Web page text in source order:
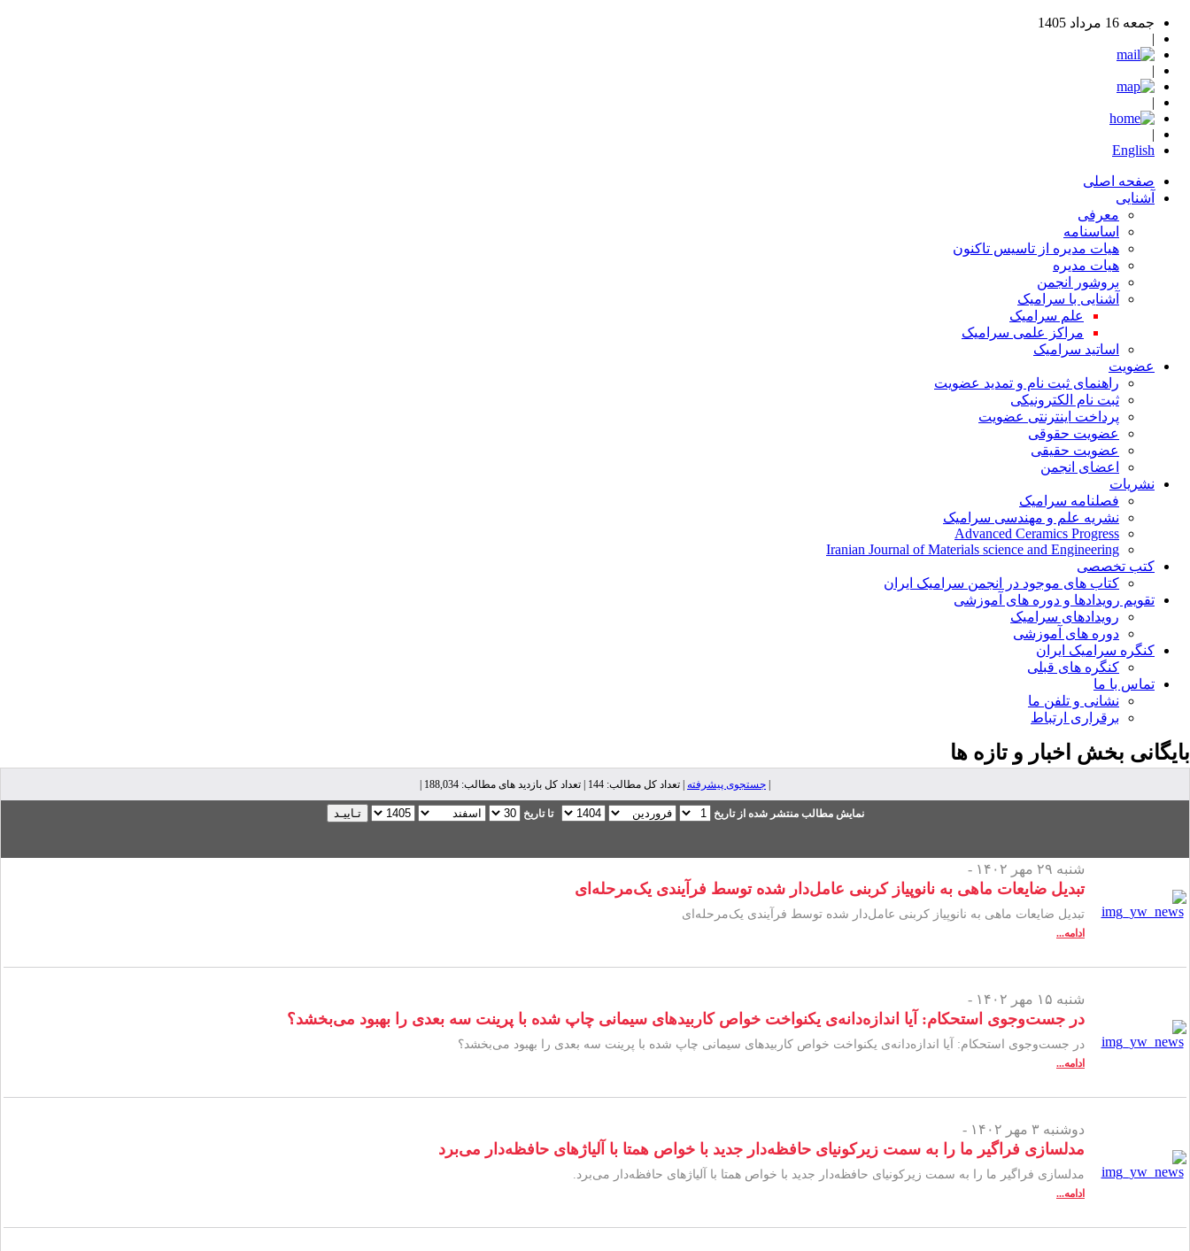
جمعه 16 مرداد 1405
|
|
|
|
English
صفحه اصلی
آشنایی
معرفی
اساسنامه
هیات مدیره از تاسیس تاکنون
هیات مدیره
بروشور انجمن
آشنایی با سرامیک
علم سرامیک
مراکز علمی سرامیک
اساتید سرامیک
عضویت
راهنمای ثبت نام و تمدید عضویت
ثبت نام الکترونیکی
پرداخت اینترنتی عضویت
عضویت حقوقی
عضویت حقیقی
اعضای انجمن
نشریات
فصلنامه سرامیک
نشریه علم و مهندسی سرامیک
Advanced Ceramics Progress
Iranian Journal of Materials science and Engineering
کتب تخصصی
کتاب های موجود در انجمن سرامیک ایران
تقویم رویدادها و دوره های آموزشی
رویدادهای سرامیک
دوره های آموزشی
کنگره سرامیک ایران
کنگره های قبلی
تماس با ما
نشانی و تلفن ما
برقراری ارتباط
بایگانی بخش اخبار و تازه ها
جستجوی پیشرفته | تعداد کل مطالب: 144 | تعداد کل بازدید های مطالب: 188,034 |
نمایش مطالب منتشر شده از تاریخ تا تاریخ
شنبه ۲۹ مهر ۱۴۰۲ -
تبدیل ضایعات ماهی به نانوپیاز کربنی عامل‌دار شده توسط فرآیندی یک‌مرحله‌ای
تبدیل ضایعات ماهی به نانوپیاز کربنی عامل‌دار شده توسط فرآیندی یک‌مرحله‌ای
ادامه...
شنبه ۱۵ مهر ۱۴۰۲ -
در جست‌وجوی استحکام: آیا اندازه‌‌دانه‌ی یکنواخت خواص کاربیدهای سیمانی چاپ شده با پرینت سه بعدی را بهبود می‌بخشد؟
در جست‌وجوی استحکام: آیا اندازه‌‌دانه‌ی یکنواخت خواص کاربیدهای سیمانی چاپ شده با پرینت سه بعدی را بهبود می‌بخشد؟
ادامه...
دوشنبه ۳ مهر ۱۴۰۲ -
مدلسازی فراگیر ما را به سمت زیرکونیای حافظه‌دار جدید با خواص همتا با آلیاژهای حافظه‌دار می‌برد
مدلسازی فراگیر ما را به سمت زیرکونیای حافظه‌دار جدید با خواص همتا با آلیاژهای حافظه‌دار می‌برد.
ادامه...